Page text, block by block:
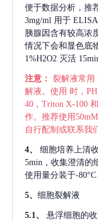
便于数据分析，推
3mg/ml 用于
胰腺因含有较高浓
情况下会和显色底
1%H2O2 灭活
注意： 裂解液常用
解液。使用 时，
40，Triton X-100
作。推荐使用
自行配制或联系我
4、 细胞培养上清
5min，收集澄清的
使用量分装于-80°C
5、 细胞裂解液
5.1、 悬浮细胞的收